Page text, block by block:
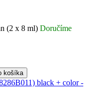
(2 x 8 ml) Doručíme
košíka